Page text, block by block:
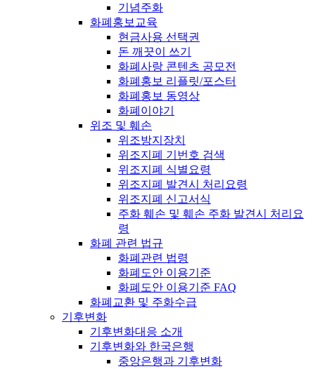
기념주화
화폐홍보교육
현금사용 선택권
돈 깨끗이 쓰기
화폐사랑 콘텐츠 공모전
화폐홍보 리플릿/포스터
화폐홍보 동영상
화폐이야기
위조 및 훼손
위조방지장치
위조지폐 기번호 검색
위조지폐 식별요령
위조지폐 발견시 처리요령
위조지폐 신고서식
주화 훼손 및 훼손 주화 발견시 처리요
령
화폐 관련 법규
화폐관련 법령
화폐도안 이용기준
화폐도안 이용기준 FAQ
화폐교환 및 주화수급
기후변화
기후변화대응 소개
기후변화와 한국은행
중앙은행과 기후변화